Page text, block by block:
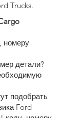
Trucks.
номеру
детали?
подобрать
Ford